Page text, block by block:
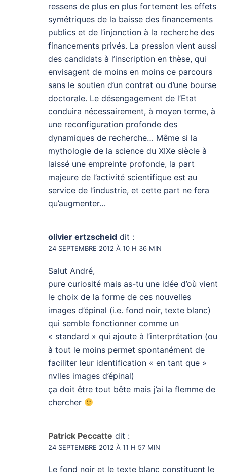
ressens de plus en plus fortement les effets
symétriques de la baisse des financements
publics et de l’injonction à la recherche des
financements privés. La pression vient aussi
des candidats à l’inscription en thèse, qui
envisagent de moins en moins ce parcours
sans le soutien d’un contrat ou d’une bourse
doctorale. Le désengagement de l’Etat
conduira nécessairement, à moyen terme, à
une reconfiguration profonde des
dynamiques de recherche… Même si la
mythologie de la science du XIXe siècle à
laissé une empreinte profonde, la part
majeure de l’activité scientifique est au
service de l’industrie, et cette part ne fera
qu’augmenter…
olivier ertzscheid dit :
24 SEPTEMBRE 2012 À 10 H 36 MIN
Salut André,
pure curiosité mais as-tu une idée d’où vient
le choix de la forme de ces nouvelles
images d’épinal (i.e. fond noir, texte blanc)
qui semble fonctionner comme un
« standard » qui ajoute à l’interprétation (ou
à tout le moins permet spontanément de
faciliter leur identification « en tant que »
nvlles images d’épinal)
ça doit être tout bête mais j’ai la flemme de
chercher
Patrick Peccatte dit :
24 SEPTEMBRE 2012 À 11 H 57 MIN
Le fond noir et le texte blanc constituent le